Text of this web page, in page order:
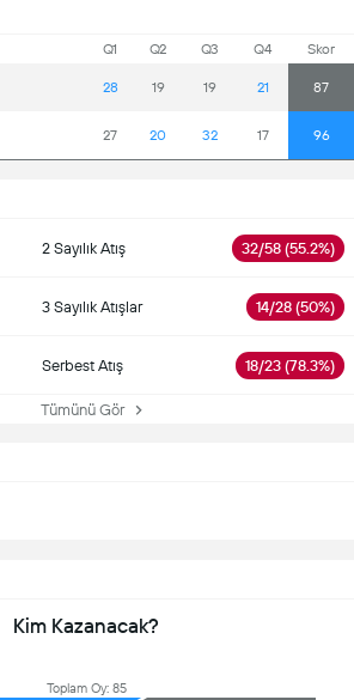
Q1 Q2 Q3 Q4 Skor
28 19 19 21 87
27 20 32 17 96
2 Sayılık Atış 32/58 (55.2%)
3 Sayılık Atışlar 14/28 (50%)
Serbest Atış 18/23 (78.3%)
Tümünü Gör
Kim Kazanacak?
Toplam Oy: 85